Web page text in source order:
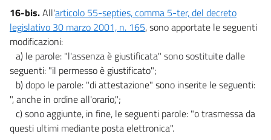
16-bis.All'articolo 55-septies, comma 5-ter, del decreto
legislativo 30 marzo 2001, n. 165, sono apportate le seguenti
modificazioni:
a) le parole: "l'assenza è giustificata" sono sostituite dalle
seguenti: "il permesso è giustificato";
b) dopo le parole: "di attestazione" sono inserite le seguenti:
", anche in ordine all'orario,";
c) sono aggiunte, in fine, le seguenti parole: "o trasmessa da
questi ultimi mediante posta elettronica".